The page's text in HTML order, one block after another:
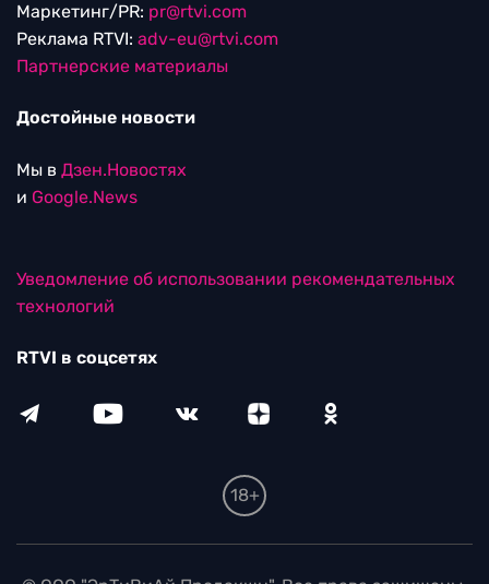
Маркетинг/PR: pr@rtvi.com
Реклама RTVI: adv-eu@rtvi.com
Партнерские материалы
Достойные новости
Мы в Дзен.Новостях
и Google.News
Уведомление об использовании рекомендательных
технологий
RTVI в соцсетях
18+